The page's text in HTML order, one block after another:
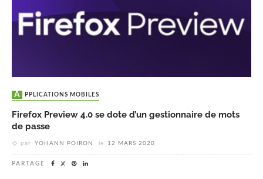
APPLICATIONS MOBILES
Firefox Preview 4.0 se dote d’un gestionnaire de mots
de passe
par YOHANN POIRON le 12 MARS 2020
PARTAGE